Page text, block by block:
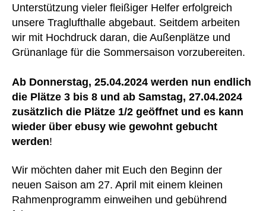
Unterstützung vieler fleißiger Helfer erfolgreich
unsere Traglufthalle abgebaut. Seitdem arbeiten
wir mit Hochdruck daran, die Außenplätze und
Grünanlage für die Sommersaison vorzubereiten.
Ab Donnerstag, 25.04.2024 werden nun endlich
die Plätze 3 bis 8 und ab Samstag, 27.04.2024
zusätzlich die Plätze 1/2 geöffnet und es kann
wieder über ebusy wie gewohnt gebucht
werden!
Wir möchten daher mit Euch den Beginn der
neuen Saison am 27. April mit einem kleinen
Rahmenprogramm einweihen und gebührend